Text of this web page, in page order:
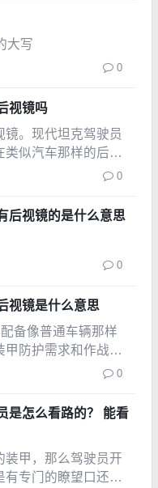
成的词汇，我们可
大写
0
视镜吗
。现代坦克驾驶员
类似汽车那样的后视
况。在非战斗条件
观察，但此时也没
备。在战斗状态时，
0
后视镜的是什么意思
0
视镜是什么意思
备像普通车辆那样
甲防护需求和作战场
，坦克有多种替代方
来获取前方
米宽且配有防弹玻
0
是怎么看路的？ 能看
装甲，那么驾驶员开
专门的瞭望口还是